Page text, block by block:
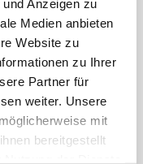
Anzeigen zu
Medien anbieten
Website zu
zu Ihrer
Partner für
weiter. Unsere
mit
bereitgestellt
und
auf die
musste.
anschließend
und
von
der
In